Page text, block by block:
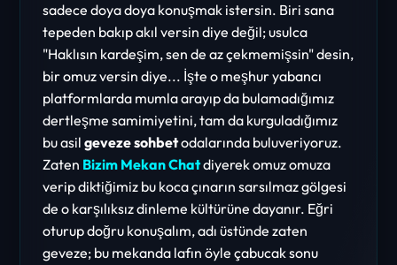
sadece doya doya konuşmak istersin. Biri sana
tepeden bakıp akıl versin diye değil; usulca
"Haklısın kardeşim, sen de az çekmemişsin" desin,
bir omuz versin diye... İşte o meşhur yabancı
platformlarda mumla arayıp da bulamadığımız
dertleşme samimiyetini, tam da kurguladığımız
bu asilgeveze sohbetodalarında buluveriyoruz.
Zaten Bizim Mekan Chatdiyerek omuz omuza
verip diktiğimiz bu koca çınarın sarsılmaz gölgesi
de o karşılıksız dinleme kültürüne dayanır. Eğri
oturup doğru konuşalım, adı üstünde zaten
geveze; bu mekanda lafın öyle çabucak sonu